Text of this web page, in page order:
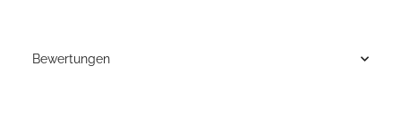
Bewertungen